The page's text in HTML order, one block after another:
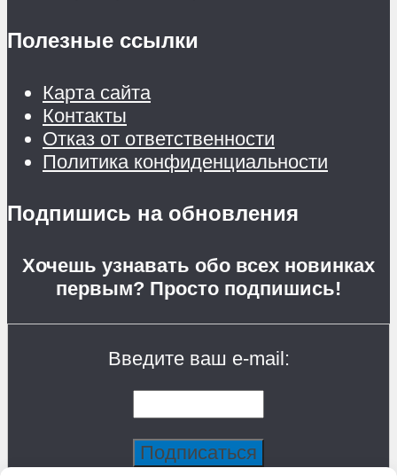
Полезные ссылки
Карта сайта
Контакты
Отказ от ответственности
Политика конфиденциальности
Подпишись на обновления
Хочешь узнавать обо всех новинках
первым? Просто подпишись!
Введите ваш e-mail: